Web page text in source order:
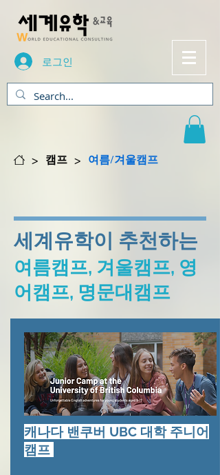
로그인
> 캠프 > 여름/겨울캠프
세계유학이 추천하는
여름캠프, 겨울캠프, 영
어캠프, 명문대캠프
캐나다 밴쿠버 UBC 대학 주니어
캠프